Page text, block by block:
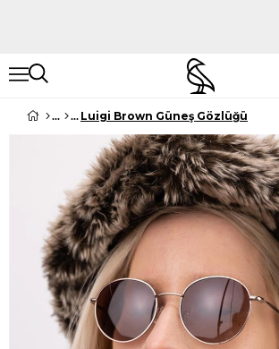
Luigi Brown Güneş Gözlüğü